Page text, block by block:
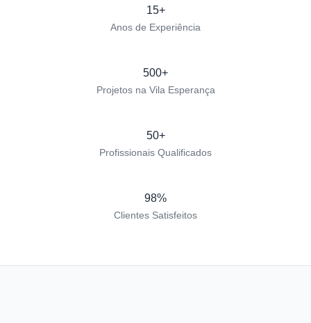
15+
Anos de Experiência
500+
Projetos na Vila Esperança
50+
Profissionais Qualificados
98%
Clientes Satisfeitos